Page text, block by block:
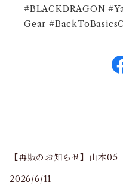
#BLACKDRAGON
Gear
【再販のお知らせ】山本05
2026/6/11